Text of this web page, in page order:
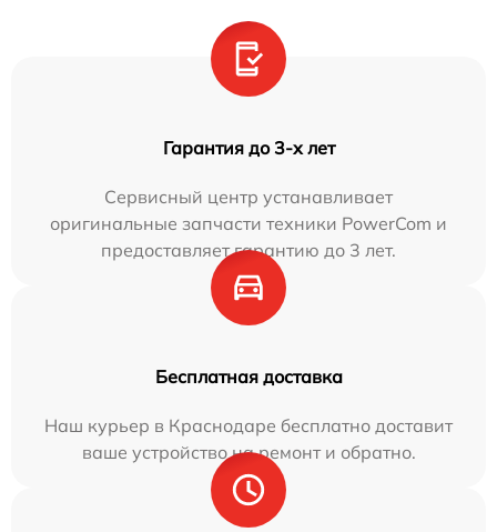
Гарантия до 3-х лет
Сервисный центр устанавливает
оригинальные запчасти техники PowerCom и
предоставляет гарантию до 3 лет.
Бесплатная доставка
Наш курьер в Краснодаре бесплатно доставит
ваше устройство на ремонт и обратно.